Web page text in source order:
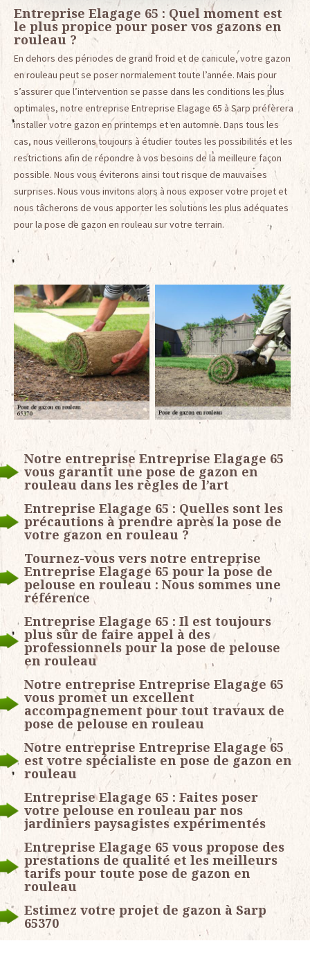
Entreprise Elagage 65 : Quel moment est
le plus propice pour poser vos gazons en
rouleau ?
En dehors des périodes de grand froid et de canicule, votre gazon
en rouleau peut se poser normalement toute l’année. Mais pour
s’assurer que l’intervention se passe dans les conditions les plus
optimales, notre entreprise Entreprise Elagage 65 à Sarp préfèrera
installer votre gazon en printemps et en automne. Dans tous les
cas, nous veillerons toujours à étudier toutes les possibilités et les
restrictions afin de répondre à vos besoins de la meilleure façon
possible. Nous vous éviterons ainsi tout risque de mauvaises
surprises. Nous vous invitons alors à nous exposer votre projet et
nous tâcherons de vous apporter les solutions les plus adéquates
pour la pose de gazon en rouleau sur votre terrain.
Notre entreprise Entreprise Elagage 65
vous garantit une pose de gazon en
rouleau dans les règles de l’art
Entreprise Elagage 65 : Quelles sont les
précautions à prendre après la pose de
votre gazon en rouleau ?
Tournez-vous vers notre entreprise
Entreprise Elagage 65 pour la pose de
pelouse en rouleau : Nous sommes une
référence
Entreprise Elagage 65 : Il est toujours
plus sûr de faire appel à des
professionnels pour la pose de pelouse
en rouleau
Notre entreprise Entreprise Elagage 65
vous promet un excellent
accompagnement pour tout travaux de
pose de pelouse en rouleau
Notre entreprise Entreprise Elagage 65
est votre spécialiste en pose de gazon en
rouleau
Entreprise Elagage 65 : Faites poser
votre pelouse en rouleau par nos
jardiniers paysagistes expérimentés
Entreprise Elagage 65 vous propose des
prestations de qualité et les meilleurs
tarifs pour toute pose de gazon en
rouleau
Estimez votre projet de gazon à Sarp
65370